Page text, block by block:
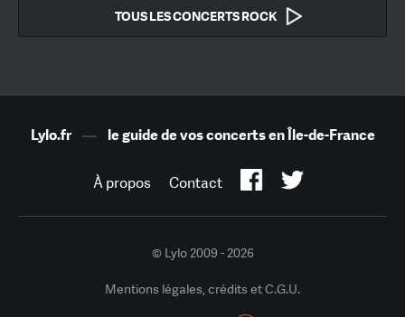
TOUS LES CONCERTS ROCK
Lylo.fr— le guide de vos concerts en Île-de-France
À propos Contact
© Lylo 2009 - 2026
Mentions légales, crédits et C.G.U.